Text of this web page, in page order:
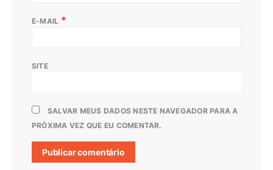
E-MAIL *
SITE
SALVAR MEUS DADOS NESTE NAVEGADOR PARA A
PRÓXIMA VEZ QUE EU COMENTAR.